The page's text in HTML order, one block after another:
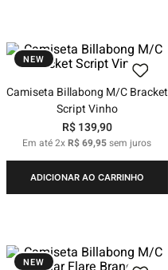
NEW
Camiseta Billabong M/C Bracket
Script Vinho
R$ 139,90
Em até2xR$69,95sem juros
ADICIONAR AO CARRINHO
NEW